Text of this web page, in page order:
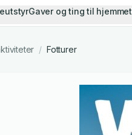
Gaver og ting til hjemmet
/ Fotturer